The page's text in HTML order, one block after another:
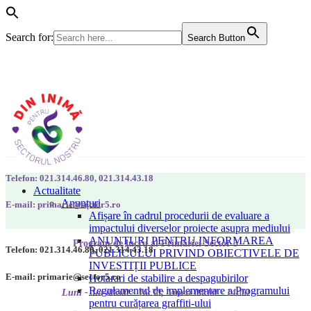
Search for: Search Button
Actualitate
Anunțuri
Afișare în cadrul procedurii de evaluare a
impactului diverselor proiecte asupra mediului
ANUNȚURI PENTRU INFORMAREA
PUBLICULUI PRIVIND OBIECTIVELE DE
INVESTIȚII PUBLICE
Hotarari de stabilire a despagubirilor
Regulamentul de implementare a Programului
pentru curățarea graffiti-ului
Telefon: 021.314.46.80, 021.314.43.18
E-mail: primarie@sector5.ro
Program de lucru al Primăriei Sector 5
Luni - Joi 08:00 - 16:30; Vineri 08:00 - 14:00
Telefon: 021.314.46.80, 021.314.43.18
E-mail: primarie@sector5.ro